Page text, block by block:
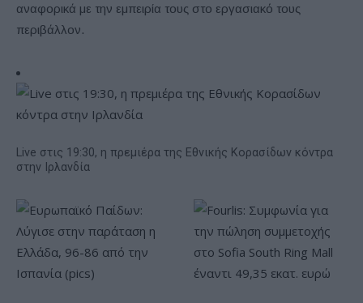
αναφορικά με την εμπειρία τους στο εργασιακό τους
περιβάλλον.
Live στις 19:30, η πρεμιέρα της Εθνικής Κορασίδων κόντρα
στην Ιρλανδία